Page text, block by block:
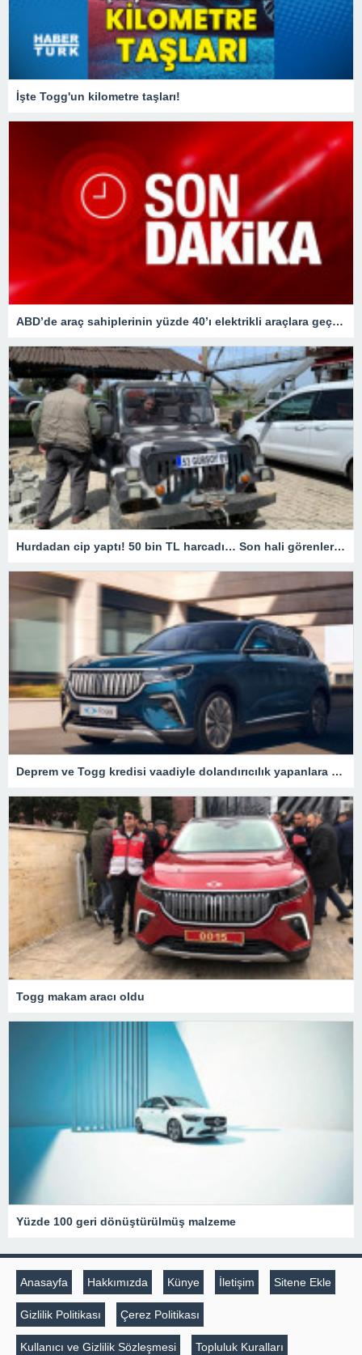
İşte Togg'un kilometre taşları!
ABD’de araç sahiplerinin yüzde 40’ı elektrikli araçlara geçişi düşünüyor
Hurdadan cip yaptı! 50 bin TL harcadı… Son hali görenleri hayrete düşürdü
Deprem ve Togg kredisi vaadiyle dolandırıcılık yapanlara operasyon – Son Dakika Türkiye Haberleri
Togg makam aracı oldu
Yüzde 100 geri dönüştürülmüş malzeme
Anasayfa Hakkımızda Künye İletişim Sitene Ekle
Gizlilik Politikası Çerez Politikası
Kullanıcı ve Gizlilik Sözleşmesi Topluluk Kuralları